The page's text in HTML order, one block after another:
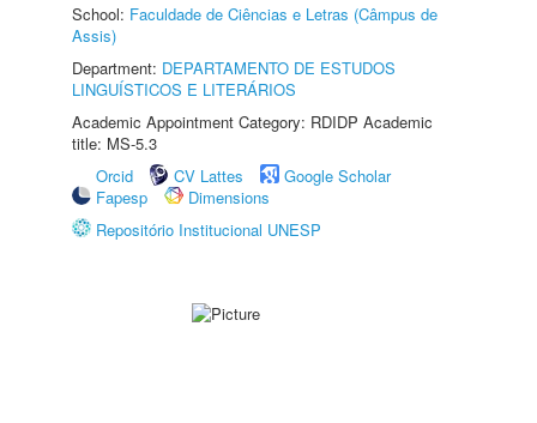
School: Faculdade de Ciências e Letras (Câmpus de
Assis)
Department: DEPARTAMENTO DE ESTUDOS
LINGUÍSTICOS E LITERÁRIOS
Academic Appointment Category: RDIDP Academic
title: MS-5.3
Orcid
CV Lattes
Google Scholar
Fapesp
Dimensions
Repositório Institucional UNESP